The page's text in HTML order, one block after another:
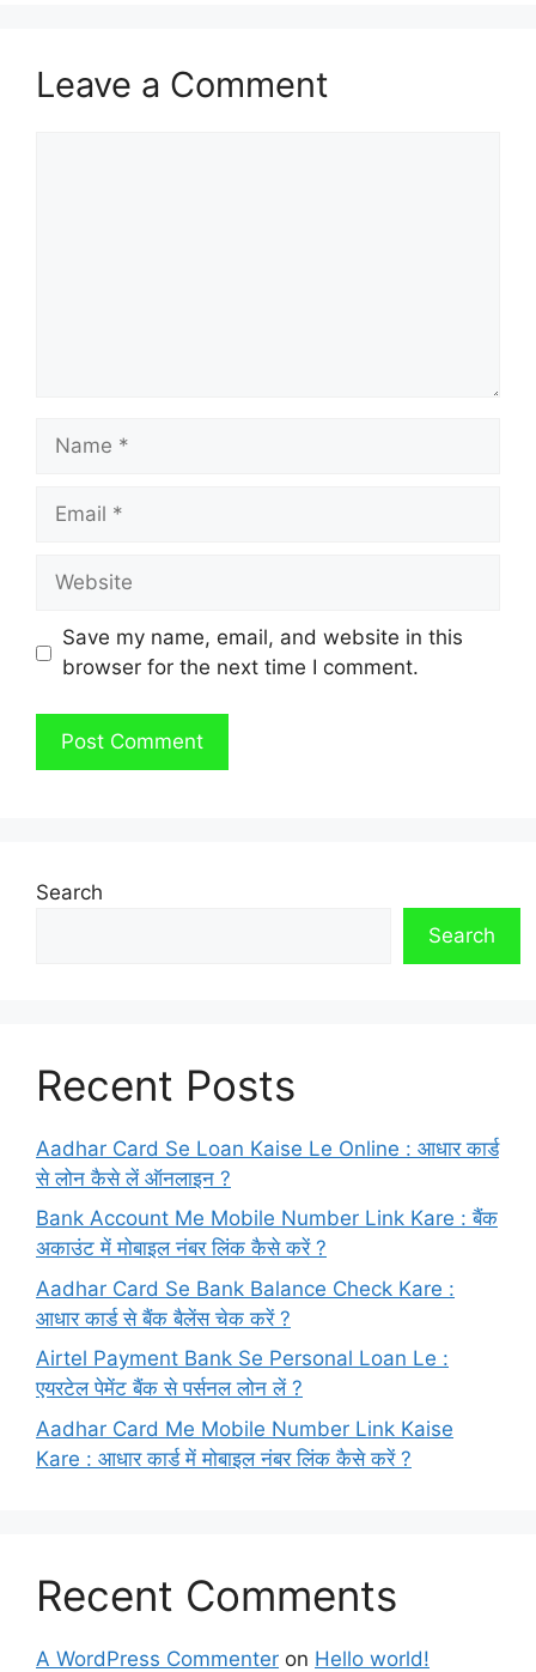
Leave a Comment
Name
Email
Website
Save my name, email, and website in this
browser for the next time I comment.
Search
Search
Recent Posts
Aadhar Card Se Loan Kaise Le Online : आधार कार्ड
से लोन कैसे लें ऑनलाइन ?
Bank Account Me Mobile Number Link Kare : बैंक
अकाउंट में मोबाइल नंबर लिंक कैसे करें ?
Aadhar Card Se Bank Balance Check Kare :
आधार कार्ड से बैंक बैलेंस चेक करें ?
Airtel Payment Bank Se Personal Loan Le :
एयरटेल पेमेंट बैंक से पर्सनल लोन लें ?
Aadhar Card Me Mobile Number Link Kaise
Kare : आधार कार्ड में मोबाइल नंबर लिंक कैसे करें ?
Recent Comments
A WordPress Commenter on Hello world!